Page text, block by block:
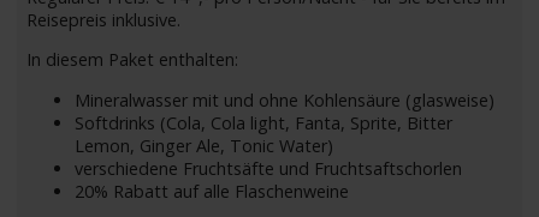
Reisepreis inklusive.
In diesem Paket enthalten:
Mineralwasser mit und ohne Kohlensäure (glasweise)
Softdrinks (Cola, Cola light, Fanta, Sprite, Bitter
Lemon, Ginger Ale, Tonic Water)
verschiedene Fruchtsäfte und Fruchtsaftschorlen
20% Rabatt auf alle Flaschenweine